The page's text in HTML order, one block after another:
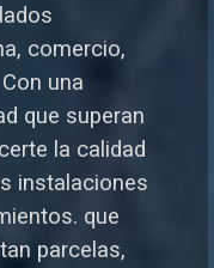
comercio,
una
que superan
la calidad
instalaciones
que
parcelas,